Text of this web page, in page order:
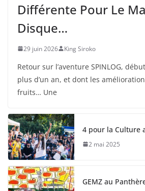
Différente Pour Le
Disque…
29 juin 2026 King Siroko
Retour sur l’aventure SPINLOG,
plus d’un an, et dont les
fruits… Une
4 pour la Culture
2 mai 2025
GEMZ au